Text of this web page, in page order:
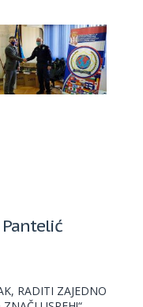
RADITI ZAJEDNO